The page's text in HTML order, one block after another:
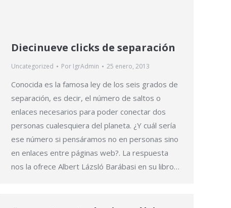
Diecinueve clicks de separación
Uncategorized Por IgrAdmin 25 enero, 2013
Conocida es la famosa ley de los seis grados de
separación, es decir, el número de saltos o
enlaces necesarios para poder conectar dos
personas cualesquiera del planeta. ¿Y cuál sería
ese número si pensáramos no en personas sino
en enlaces entre páginas web?. La respuesta
nos la ofrece Albert Lázsló Barábasi en su libro…